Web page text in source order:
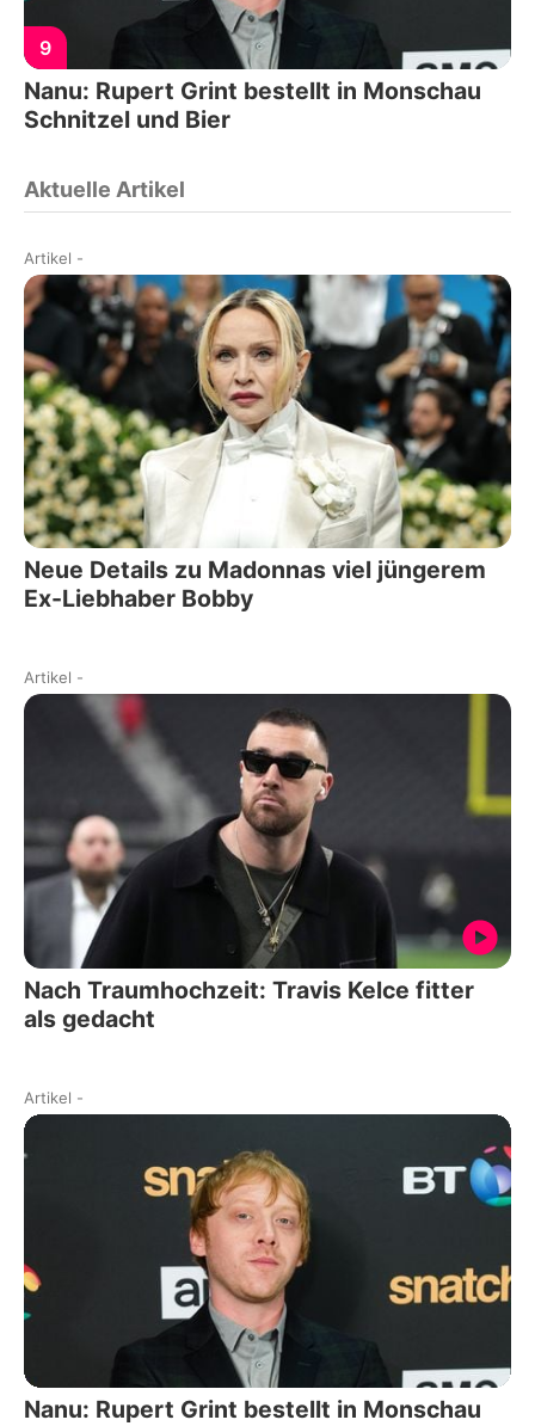
9
Nanu: Rupert Grint bestellt in Monschau
Schnitzel und Bier
Aktuelle Artikel
Artikel -
Neue Details zu Madonnas viel jüngerem
Ex-Liebhaber Bobby
Artikel -
Nach Traumhochzeit: Travis Kelce fitter
als gedacht
Artikel -
Nanu: Rupert Grint bestellt in Monschau